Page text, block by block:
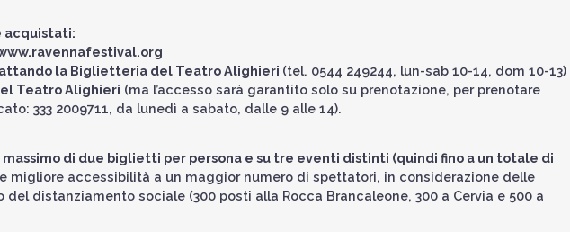
acquistati:
la Biglietteria del Teatro Alighieri (tel. 0544 249244, lun-sab 10-14, dom 10-13)
Teatro Alighieri (ma l’accesso sarà garantito solo su prenotazione, per prenotare
333 2009711, da lunedì a sabato, dalle 9 alle 14).
massimo di due biglietti per persona e su tre eventi distinti (quindi fino a un totale di
migliore accessibilità a un maggior numero di spettatori, in considerazione delle
distanziamento sociale (300 posti alla Rocca Brancaleone, 300 a Cervia e 500 a